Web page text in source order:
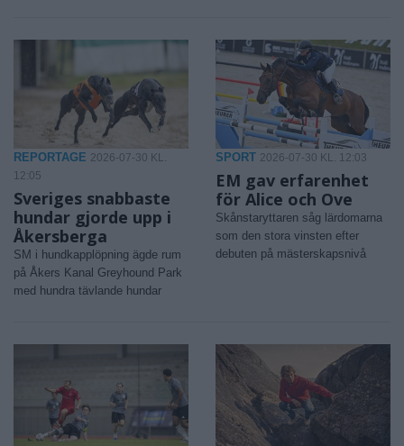
REPORTAGE 2026-07-30 KL.
12:05
Sveriges snabbaste
hundar gjorde upp i
Åkersberga
SM i hundkapplöpning ägde rum
på Åkers Kanal Greyhound Park
med hundra tävlande hundar
SPORT 2026-07-30 KL. 12:03
EM gav erfarenhet
för Alice och Ove
Skånstaryttaren såg lärdomarna
som den stora vinsten efter
debuten på mästerskapsnivå